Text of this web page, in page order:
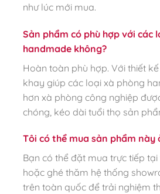
như lúc mới mua.
Sản phẩm có phù hợp với các
handmade không?
Hoàn toàn phù hợp. Với thiết
khay giúp các loại xà phòng
hơn xà phòng công nghiệp
chóng, kéo dài tuổi thọ sản
Tôi có thể mua sản phẩm này
Bạn có thể đặt mua trực tiếp
hoặc ghé thăm hệ thống
trên toàn quốc để trải nghiệm